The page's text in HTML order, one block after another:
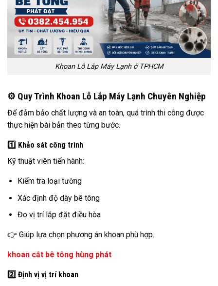
Khoan Lỗ Lắp Máy Lạnh ở TPHCM
⚙️ Quy Trình Khoan Lỗ Lắp Máy Lạnh Chuyên Nghiệp
Để đảm bảo chất lượng và an toàn, quá trình thi công được
thực hiện bài bản theo từng bước.
1️⃣ Khảo sát công trình
Kỹ thuật viên tiến hành:
Kiểm tra loại tường
Xác định độ dày bê tông
Đo vị trí lắp đặt điều hòa
👉 Giúp lựa chọn phương án khoan phù hợp.
khoan cắt bê tông hùng phát
2️⃣ Định vị vị trí khoan